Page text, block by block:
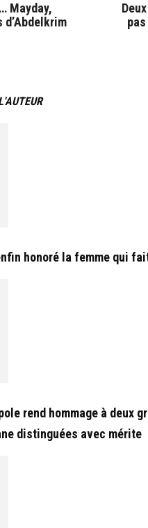
Mayday,
honoré la femme qui
rend hommage à deux
distinguées avec mérite